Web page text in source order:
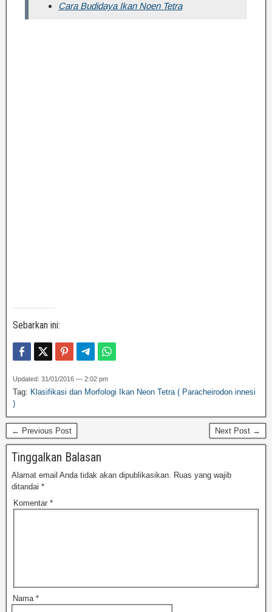
Cara Budidaya Ikan Noen Tetra
Sebarkan ini:
Updated: 31/01/2016 — 2:02 pm
Tag: Klasifikasi dan Morfologi Ikan Neon Tetra ( Paracheirodon innesi
)
← Previous Post Next Post →
Tinggalkan Balasan
Alamat email Anda tidak akan dipublikasikan. Ruas yang wajib
ditandai *
Komentar *
Nama *